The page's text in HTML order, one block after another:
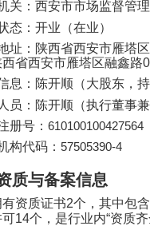
关：西安市市场监督管
态：开业（在业）
址：陕西省西安市雁塔
省西安市雁塔区融鑫路0
息：陈开顺（大股东，
员：陈开顺（执行董事
册号： 610100100427564
构代码： 57505390-4
质与备案信息
资质证书2个，其中包
可14个，是行业内“资质